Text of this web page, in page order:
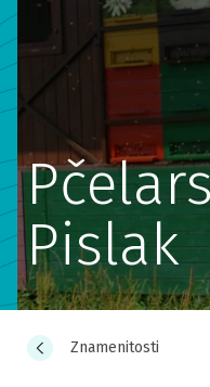
Pislak
Znamenitosti